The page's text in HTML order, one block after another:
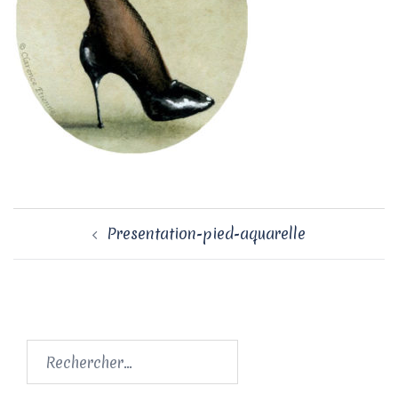
Navigation
d’article Presentation-pied-aquarelle
Rechercher :